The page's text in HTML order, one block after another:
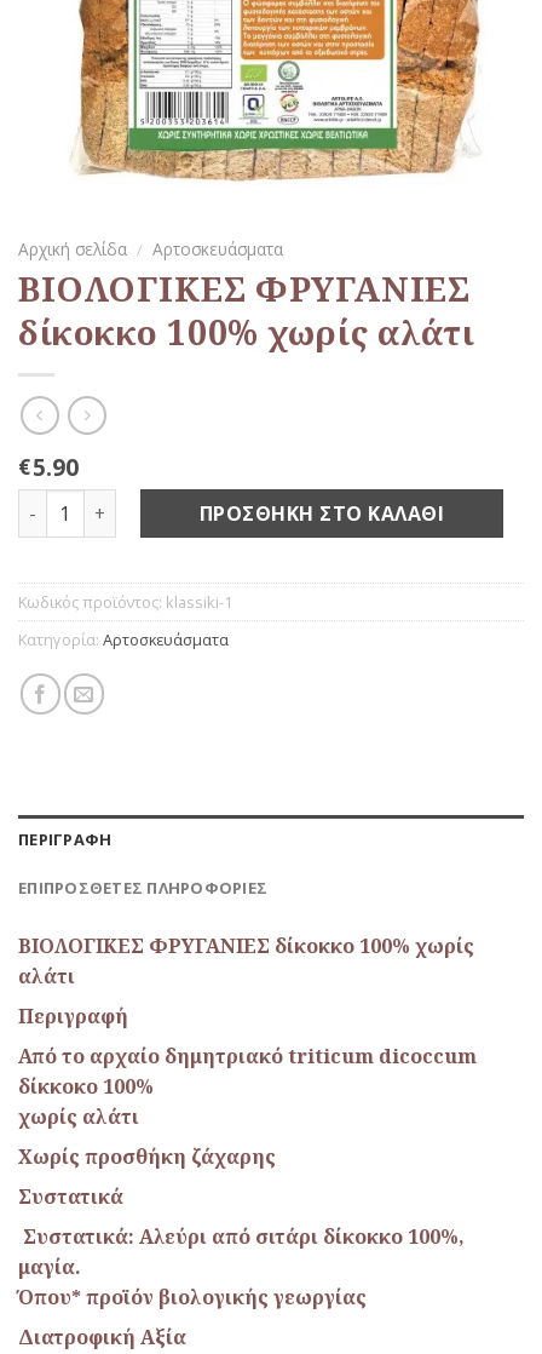
Αρχική σελίδα / Αρτοσκευάσματα
ΒΙΟΛΟΓΙΚΕΣ ΦΡΥΓΑΝΙΕΣ
δίκοκκο 100% χωρίς αλάτι
€5.90
ΒΙΟΛΟΓΙΚΕΣ ΦΡΥΓΑΝΙΕΣ δίκοκκο 100% χωρίς αλάτι
ΠΡΟΣΘΉΚΗ ΣΤΟ ΚΑΛΆΘΙ
Κωδικός προϊόντος: klassiki-1
Κατηγορία: Αρτοσκευάσματα
ΠΕΡΙΓΡΑΦΉ
ΕΠΙΠΡΌΣΘΕΤΕΣ ΠΛΗΡΟΦΟΡΊΕΣ
ΒΙΟΛΟΓΙΚΕΣ ΦΡΥΓΑΝΙΕΣ δίκοκκο 100% χωρίς
αλάτι
Περιγραφή
Από το αρχαίο δημητριακό triticum dicoccum
δίκκοκο 100%
χωρίς αλάτι
Χωρίς προσθήκη ζάχαρης
Συστατικά
Συστατικά: Αλεύρι από σιτάρι δίκοκκο 100%,
μαγία.
Όπου* προϊόν βιολογικής γεωργίας
Διατροφική Αξία